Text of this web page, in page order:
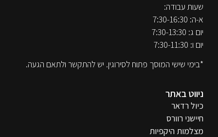
שעות עבודה:
א-ה: 7:30-16:30
יום ג: 7:30-13:30
יום ו: 7:30-11:30
*בימי שישי המוסך פתוח לסירוגין. יש להתקשר ולתאם הגעה.
ניווט באתר
כיול רדאר
חיישני רוורס
מצלמות היקפיות